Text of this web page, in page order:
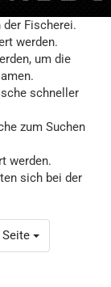
der Fischerei.
werden.
um die
schneller
zum Suchen
werden.
sich bei der